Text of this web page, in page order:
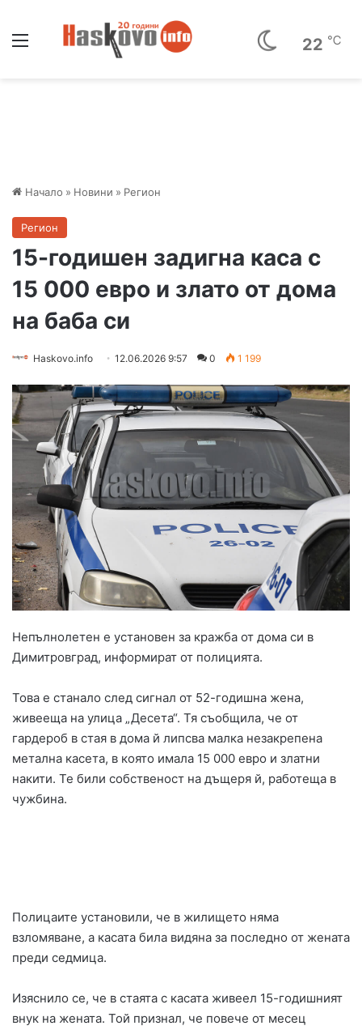
22 ℃
Начало » Новини » Регион
Регион
15-годишен задигна каса с
15 000 евро и злато от дома
на баба си
Haskovo.info 12.06.2026 9:57 0 1 199
Непълнолетен е установен за кражба от дома си в
Димитровград, информират от полицията.
Това е станало след сигнал от 52-годишна жена,
живееща на улица „Десета“. Тя съобщила, че от
гардероб в стая в дома й липсва малка незакрепена
метална касета, в която имала 15 000 евро и златни
накити. Те били собственост на дъщеря й, работеща в
чужбина.
Полицаите установили, че в жилището няма
взломяване, а касата била видяна за последно от жената
преди седмица.
Изяснило се, че в стаята с касата живеел 15-годишният
внук на жената. Той признал, че повече от месец